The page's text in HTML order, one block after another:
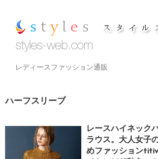
レディースファッション通販
ハーフスリーブ
レースハイネック
ラウス。大人女子
めファッション